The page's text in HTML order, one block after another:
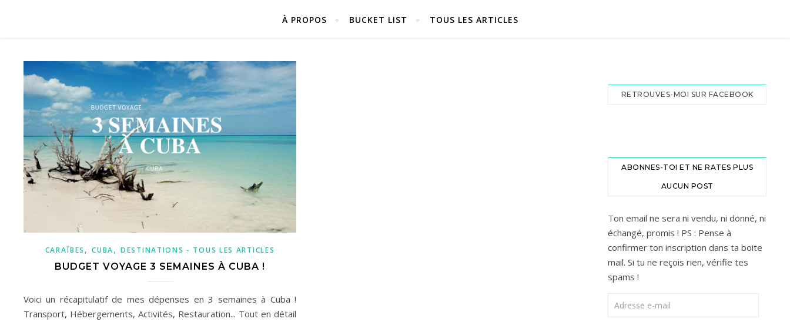
À PROPOS BUCKET LIST TOUS LES ARTICLES
CARAÏBES ,CUBA, DESTINATIONS - TOUS LES ARTICLES
BUDGET VOYAGE 3 SEMAINES À CUBA !
Voici un récapitulatif de mes dépenses en 3 semaines à Cuba !
Transport, Hébergements, Activités, Restauration... Tout en détail
RETROUVES-MOI SUR FACEBOOK
ABONNES-TOI ET NE RATES PLUS
AUCUN POST
Ton email ne sera ni vendu, ni donné, ni
échangé, promis ! PS : Pense à
confirmer ton inscription dans ta boite
mail. Si tu ne reçois rien, vérifie tes
spams !
Adresse e-mail